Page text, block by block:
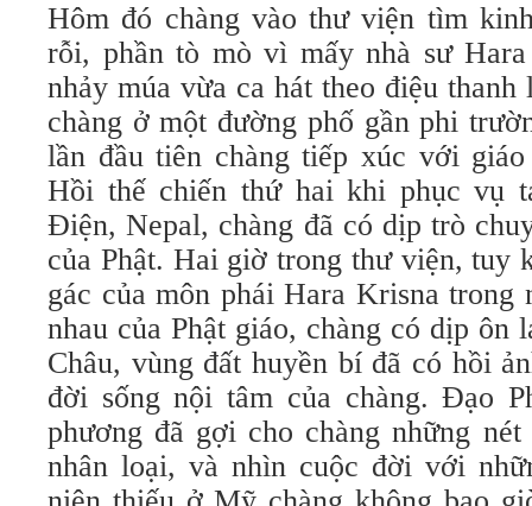
Hôm đó chàng vào thư viện tìm
rỗi, phần tò mò vì mấy nhà sư
nhảy múa vừa ca hát theo điệu thanh
chàng ở một đường phố gần phi
lần đầu tiên chàng tiếp xúc với
Hồi thế chiến thứ hai khi phục vụ
Điện, Nepal, chàng đã có dịp trò
của Phật. Hai giờ trong thư viện, tuy
gác của môn phái Hara Krisna trong
nhau của Phật giáo, chàng có dịp
Châu, vùng đất huyền bí đã có hồi
đời sống nội tâm của chàng. Đạo
phương đã gợi cho chàng những
nhân loại, và nhìn cuộc đời với